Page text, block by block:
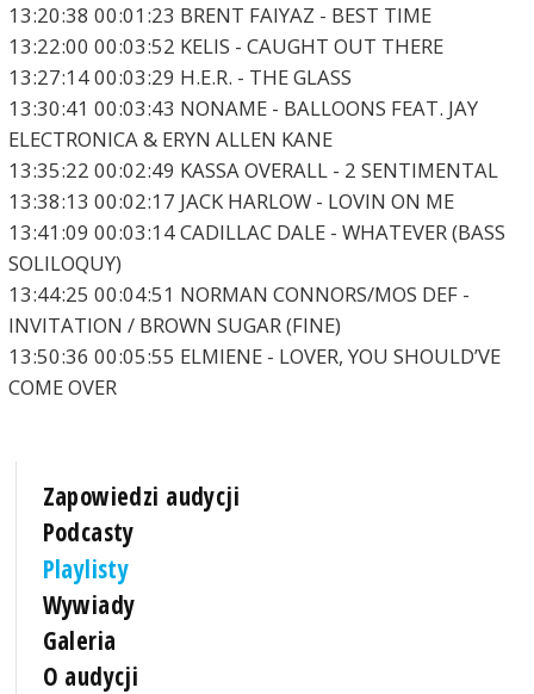
13:20:38 00:01:23 BRENT FAIYAZ - BEST TIME
13:22:00 00:03:52 KELIS - CAUGHT OUT THERE
13:27:14 00:03:29 H.E.R. - THE GLASS
13:30:41 00:03:43 NONAME - BALLOONS FEAT. JAY
ELECTRONICA & ERYN ALLEN KANE
13:35:22 00:02:49 KASSA OVERALL - 2 SENTIMENTAL
13:38:13 00:02:17 JACK HARLOW - LOVIN ON ME
13:41:09 00:03:14 CADILLAC DALE - WHATEVER (BASS
SOLILOQUY)
13:44:25 00:04:51 NORMAN CONNORS/MOS DEF -
INVITATION / BROWN SUGAR (FINE)
13:50:36 00:05:55 ELMIENE - LOVER, YOU SHOULD’VE
COME OVER
Zapowiedzi audycji
Podcasty
Playlisty
Wywiady
Galeria
O audycji